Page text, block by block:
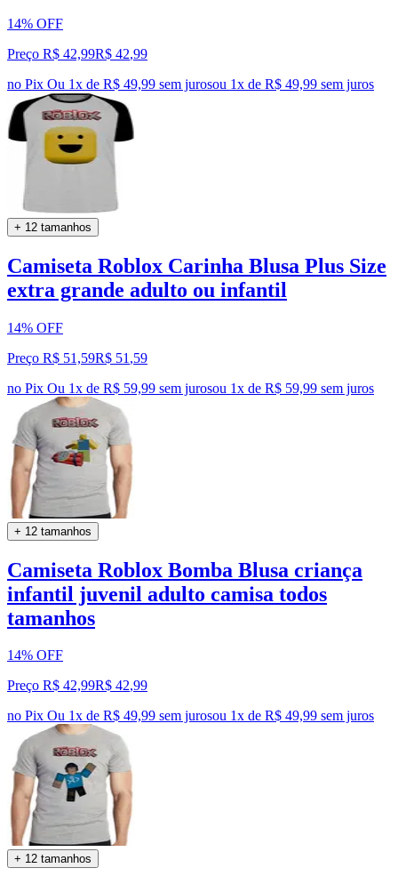
14% OFF
Preço R$ 42,99R$ 42,99
no Pix Ou 1x de R$ 49,99 sem jurosou 1x de R$ 49,99 sem juros
+ 12 tamanhos
Camiseta Roblox Carinha Blusa Plus Size
extra grande adulto ou infantil
14% OFF
Preço R$ 51,59R$ 51 ,59
no Pix Ou 1x de R$ 59,99 sem jurosou 1x de R$ 59,99 sem juros
+ 12 tamanhos
Camiseta Roblox Bomba Blusa criança
infantil juvenil adulto camisa todos
tamanhos
14% OFF
Preço R$ 42,99R$ 42,99
no Pix Ou 1x de R$ 49,99 sem jurosou 1x de R$ 49,99 sem juros
+ 12 tamanhos